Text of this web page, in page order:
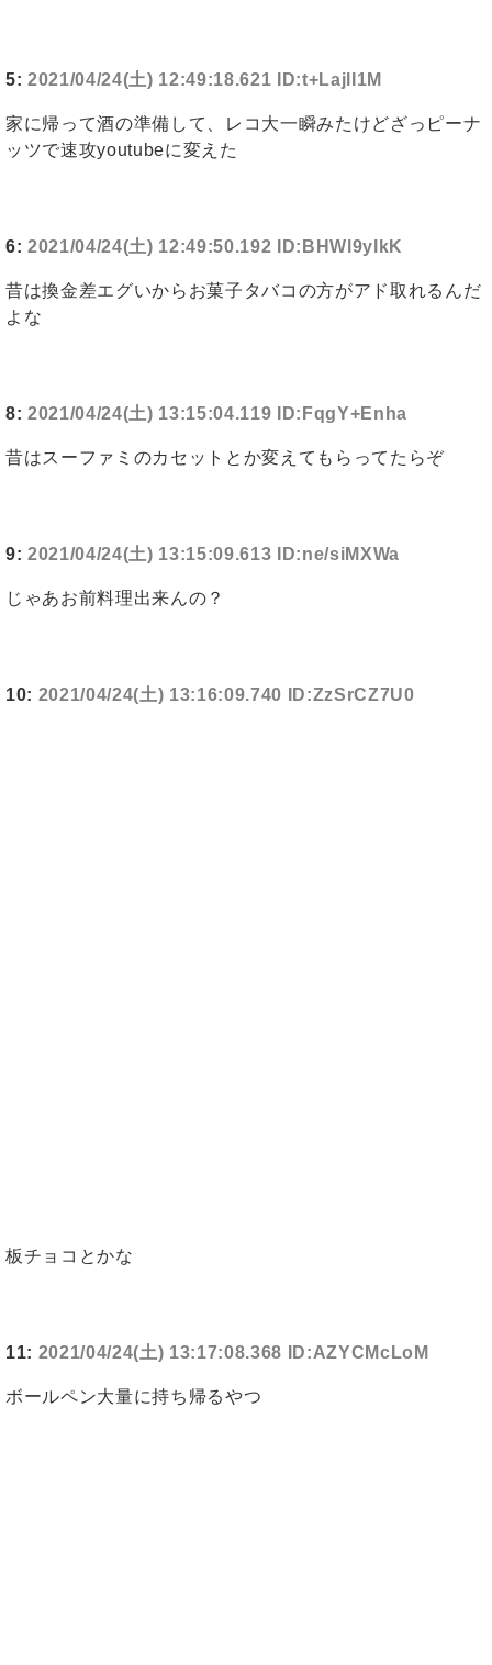
5: 2021/04/24(土) 12:49:18.621 ID:t+LajlI1M
家に帰って酒の準備して、レコ大一瞬みたけどざっピーナ
ッツで速攻youtubeに変えた
6: 2021/04/24(土) 12:49:50.192 ID:BHWl9ylkK
昔は換金差エグいからお菓子タバコの方がアド取れるんだ
よな
8: 2021/04/24(土) 13:15:04.119 ID:FqgY+Enha
昔はスーファミのカセットとか変えてもらってたらぞ
9: 2021/04/24(土) 13:15:09.613 ID:ne/siMXWa
じゃあお前料理出来んの？
10: 2021/04/24(土) 13:16:09.740 ID:ZzSrCZ7U0
板チョコとかな
11: 2021/04/24(土) 13:17:08.368 ID:AZYCMcLoM
ボールペン大量に持ち帰るやつ